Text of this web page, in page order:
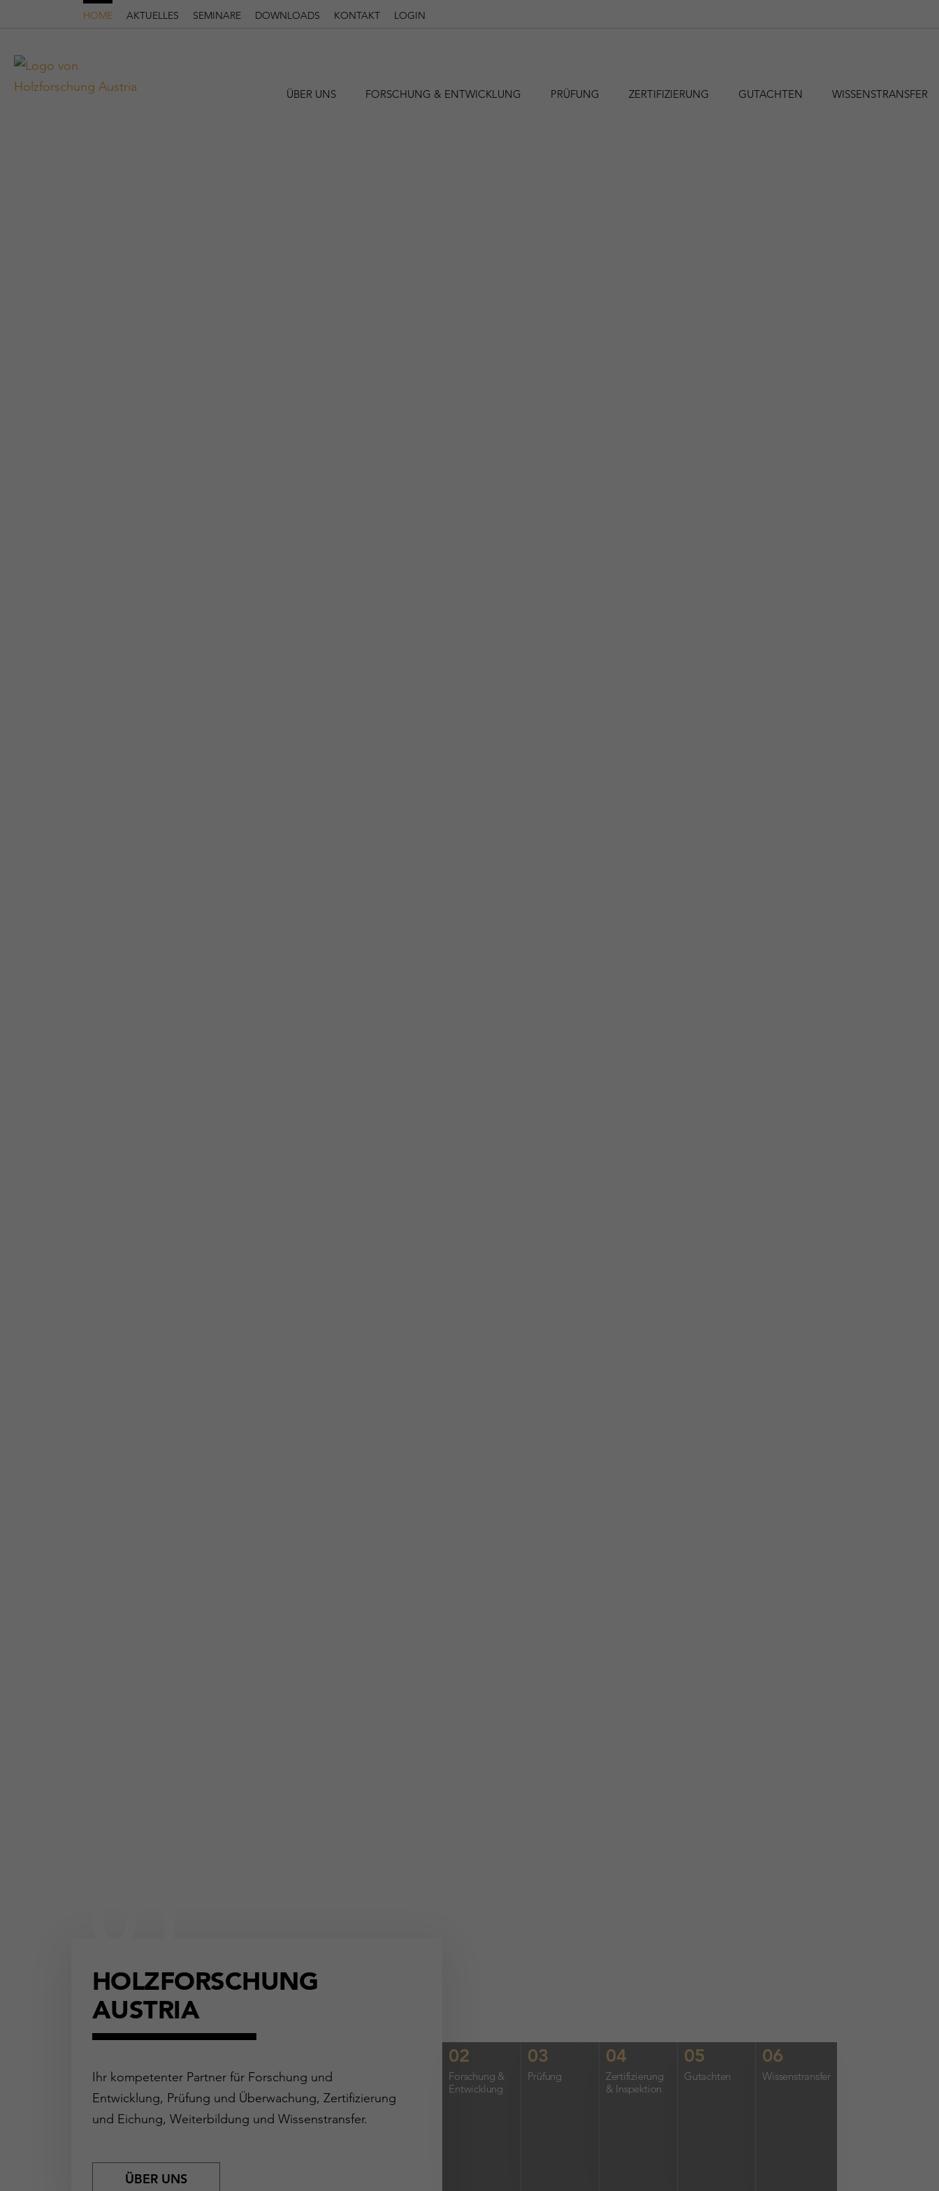
HOME AKTUELLES SEMINARE DOWNLOADS KONTAKT LOGIN
ÜBER UNS FORSCHUNG & ENTWICKLUNG PRÜFUNG ZERTIFIZIERUNG GUTACHTEN WISSENSTRANSFER
HOLZFORSCHUNG
AUSTRIA
Ihr kompetenter Partner für Forschung und
Entwicklung, Prüfung und Überwachung, Zertifizierung
und Eichung, Weiterbildung und Wissenstransfer.
ÜBER UNS
02
Forschung &
Entwicklung
03
Prüfung
04
Zertifizierung
& Inspektion
05
Gutachten
06
Wissenstransfer